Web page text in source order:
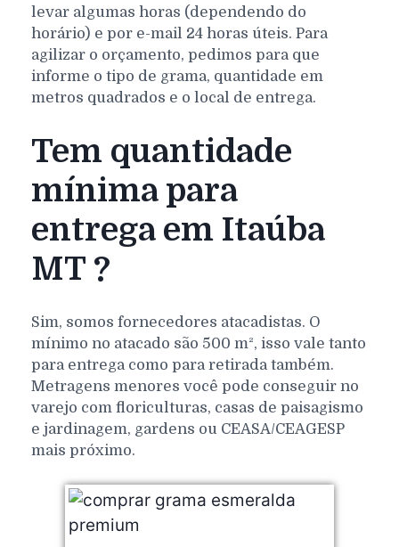
levar algumas horas (dependendo do
horário) e por e-mail 24 horas úteis. Para
agilizar o orçamento, pedimos para que
informe o tipo de grama, quantidade em
metros quadrados e o local de entrega.
Tem quantidade
mínima para
entrega em Itaúba
MT ?
Sim, somos fornecedores atacadistas. O
mínimo no atacado são 500 m², isso vale tanto
para entrega como para retirada também.
Metragens menores você pode conseguir no
varejo com floriculturas, casas de paisagismo
e jardinagem, gardens ou CEASA/CEAGESP
mais próximo.